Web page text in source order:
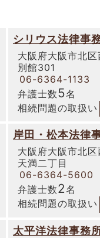
シリウス法律事
大阪府大阪市北
別館301
06-6364-1133
弁護士数5名
相続問題の取扱い
岸田・松本法律
大阪府大阪市北
天満二丁目
06-6364-5600
弁護士数2名
相続問題の取扱い
太平洋法律事務